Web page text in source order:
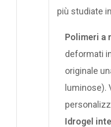
più studiate
Polimeri a
deformati
originale
luminose).
Idrogel